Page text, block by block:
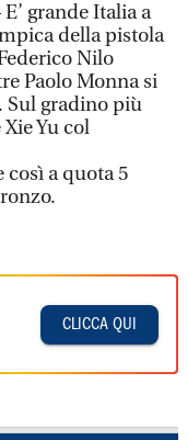
grande Italia a
della pistola
Nilo
Paolo Monna si
Sul gradino più
Yu col
così a quota 5
CLICCA QUI